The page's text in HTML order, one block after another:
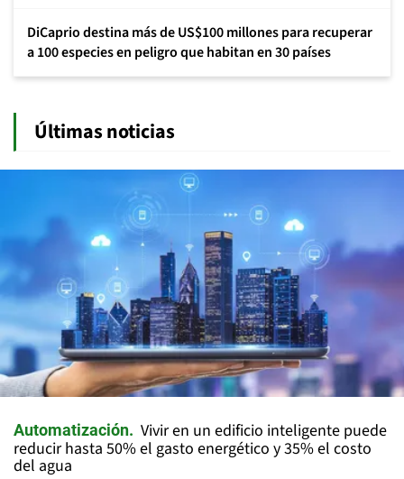
DiCaprio destina más de US$100 millones para recuperar
a 100 especies en peligro que habitan en 30 países
Últimas noticias
Automatización
Vivir en un edificio inteligente puede
reducir hasta 50% el gasto energético y 35% el costo
del agua